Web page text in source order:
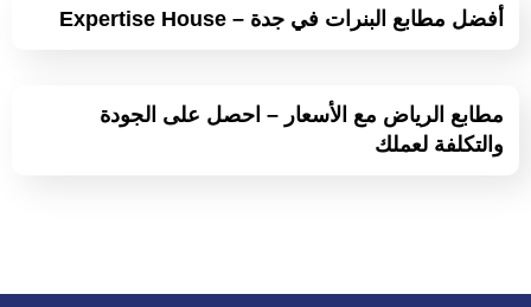
أفضل مطابع البنرات في جدة – Expertise House
مطابع الرياض مع الأسعار – احصل على الجودة
والتكلفة لعملك